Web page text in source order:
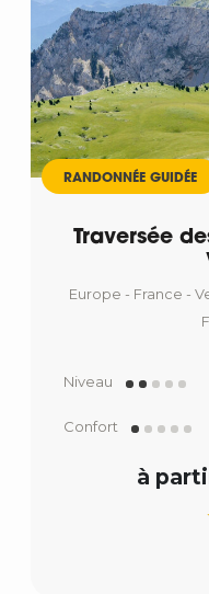
RANDONNÉE GUIDÉE
Traversée
Europe - France -
Niveau
Confort
à